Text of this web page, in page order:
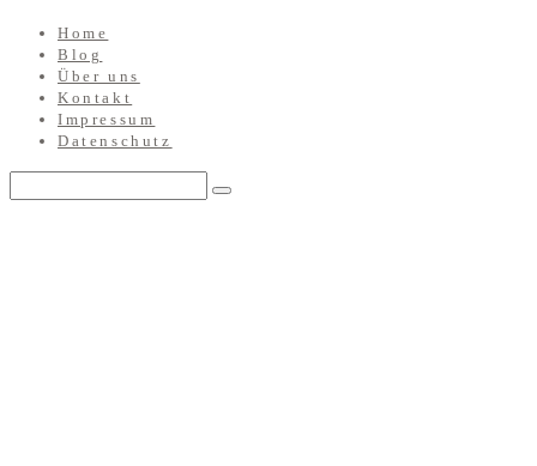
Home
Blog
Über uns
Kontakt
Impressum
Datenschutz